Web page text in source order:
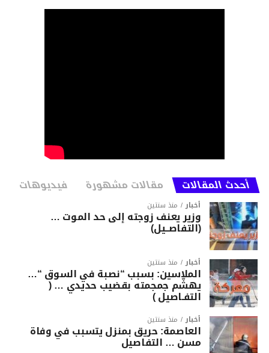
أحدث المقالات مقالات مشهورة فيديوهات
أخبار منذ سنتين
وزير يعنف زوجته إلى حد الموت …
(التفاصــيل)
أخبار منذ سنتين
الملاسين: بسبب “نصبة في السوق “…
يهشّم جمجمته بقضيب حديدي … (
التفـاصيل )
أخبار منذ سنتين
العاصمة: حريق بمنزل يتسبب في وفاة
مسن … التفاصيل